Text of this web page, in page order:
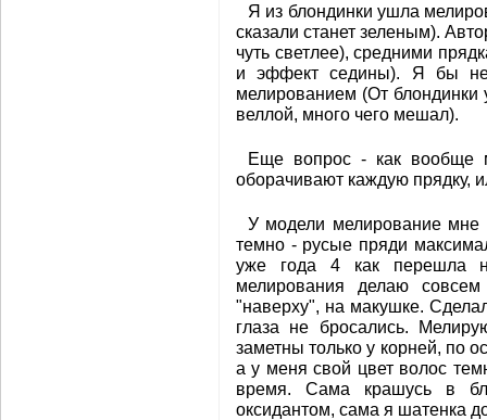
Я из блондинки ушла
сказали станет зеленым).
чуть светлее), средними
и эффект седины). Я бы не
мелированием (От
веллой, много чего мешал).
Еще вопрос - как вообще
оборачивают каждую прядку,
У модели мелирование мне
темно - русые пряди
уже года 4 как перешла
мелирования делаю
"наверху", на макушке.
глаза не бросались.
заметны только у корней, по
а у меня свой цвет волос
время. Сама крашусь в
оксидантом, сама я шатенка